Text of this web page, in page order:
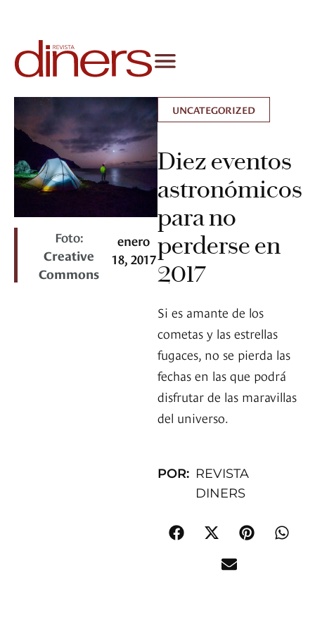
Foto:
Creative
Commons
enero
18, 2017
UNCATEGORIZED
Diez eventos
astronómicos
para no
perderse en
2017
Si es amante de los
cometas y las estrellas
fugaces, no se pierda las
fechas en las que podrá
disfrutar de las maravillas
del universo.
POR: REVISTA
DINERS